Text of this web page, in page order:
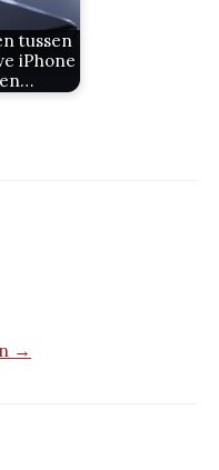
tussen
iPhone
→